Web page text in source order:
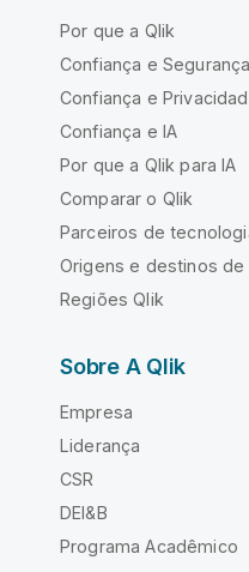
Por que a Qlik
Confiança e Segurança
Confiança e
Confiança e IA
Por que a Qlik para IA
Comparar o Qlik
Parceiros de
Origens e destinos de
Regiões Qlik
Sobre A Qlik
Empresa
Liderança
CSR
DEI&B
Programa Acadêmico